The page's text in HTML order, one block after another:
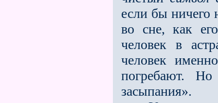
если бы ничего
во сне, как
человек в
человек
погребают.
засыпания».